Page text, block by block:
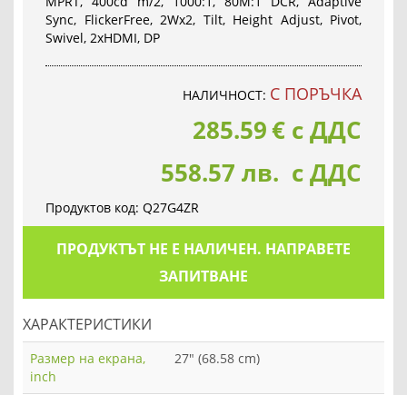
Sync, FlickerFree, 2Wx2, Tilt, Height Adjust, Pivot,
Swivel, 2xHDMI, DP
НАЛИЧНОСТ: С ПОРЪЧКА
285.59€ с ДДС
558.57 лв. с ДДС
Продуктов код: Q27G4ZR
ПРОДУКТЪТ НЕ Е НАЛИЧЕН. НАПРАВЕТЕ
ЗАПИТВАНЕ
ХАРАКТЕРИСТИКИ
Размер на екрана,
inch
27" (68.58 cm)